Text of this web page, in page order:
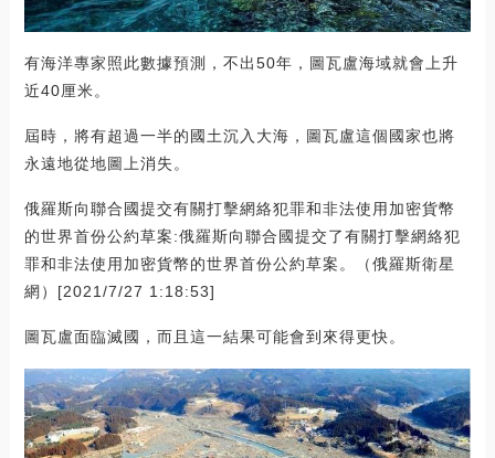
有海洋專家照此數據預測，不出50年，圖瓦盧海域就會上升
近40厘米。
屆時，將有超過一半的國土沉入大海，圖瓦盧這個國家也將
永遠地從地圖上消失。
俄羅斯向聯合國提交有關打擊網絡犯罪和非法使用加密貨幣
的世界首份公約草案:俄羅斯向聯合國提交了有關打擊網絡犯
罪和非法使用加密貨幣的世界首份公約草案。（俄羅斯衛星
網）[2021/7/27 1:18:53]
圖瓦盧面臨滅國，而且這一結果可能會到來得更快。